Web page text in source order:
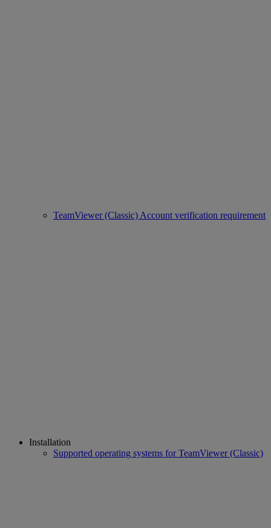
TeamViewer (Classic) Account verification requirement
Installation
Supported operating systems for TeamViewer (Classic)